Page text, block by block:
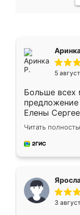
5
Больше всех
Елены
короткие
для замера
предложил
Читать
3